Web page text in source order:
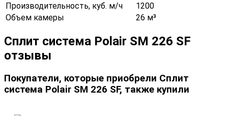
Производительность, куб. м/ч
1200
Объем камеры
26 м³
Сплит система Polair SM 226 SF
отзывы
Покупатели, которые приобрели Сплит
система Polair SM 226 SF, также купили